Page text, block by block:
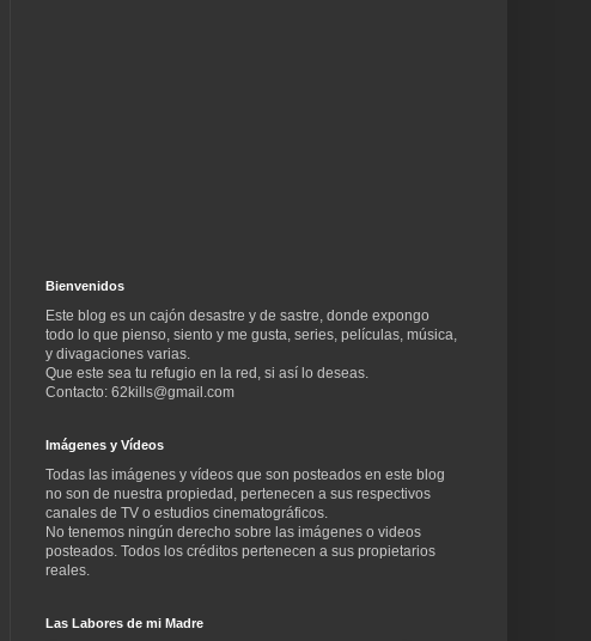
Bienvenidos
Este blog es un cajón desastre y de sastre, donde expongo
todo lo que pienso, siento y me gusta, series, películas, música,
y divagaciones varias.
Que este sea tu refugio en la red, si así lo deseas.
Contacto: 62kills@gmail.com
Imágenes y Vídeos
Todas las imágenes y vídeos que son posteados en este blog
no son de nuestra propiedad, pertenecen a sus respectivos
canales de TV o estudios cinematográficos.
No tenemos ningún derecho sobre las imágenes o videos
posteados. Todos los créditos pertenecen a sus propietarios
reales.
Las Labores de mi Madre